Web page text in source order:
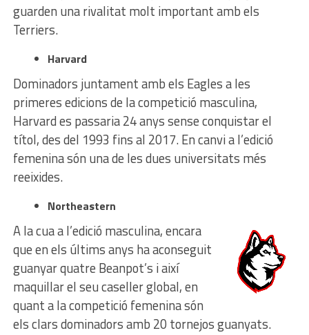
guarden una rivalitat molt important amb els
Terriers.
Harvard
Dominadors juntament amb els Eagles a les
primeres edicions de la competició masculina,
Harvard es passaria 24 anys sense conquistar el
títol, des del 1993 fins al 2017. En canvi a l’edició
femenina són una de les dues universitats més
reeixides.
Northeastern
A la cua a l’edició masculina, encara
que en els últims anys ha aconseguit
guanyar quatre Beanpot’s i així
maquillar el seu caseller global, en
quant a la competició femenina són
els clars dominadors amb 20 tornejos guanyats.